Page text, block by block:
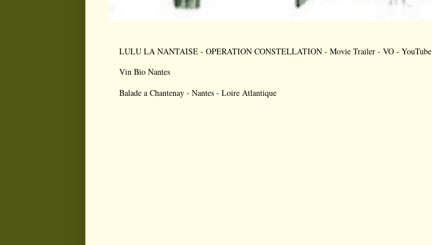
LULU LA NANTAISE - OPERATION CONSTELLATION - Movie Trailer - VO - YouTube
Vin Bio Nantes
Balade a Chantenay - Nantes - Loire Atlantique